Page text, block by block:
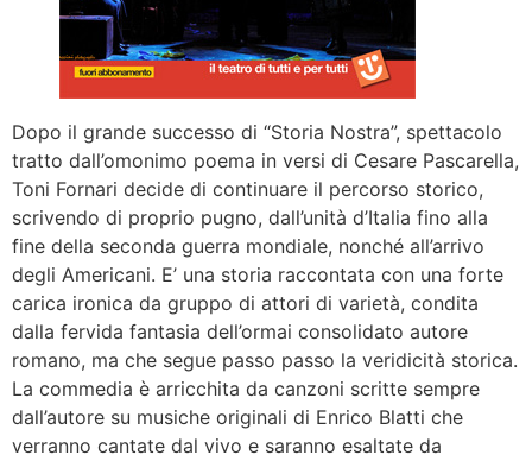
Dopo il grande successo di “Storia Nostra”, spettacolo
tratto dall’omonimo poema in versi di Cesare Pascarella,
Toni Fornari decide di continuare il percorso storico,
scrivendo di proprio pugno, dall’unità d’Italia fino alla
fine della seconda guerra mondiale, nonché all’arrivo
degli Americani. E’ una storia raccontata con una forte
carica ironica da gruppo di attori di varietà, condita
dalla fervida fantasia dell’ormai consolidato autore
romano, ma che segue passo passo la veridicità storica.
La commedia è arricchita da canzoni scritte sempre
dall’autore su musiche originali di Enrico Blatti che
verranno cantate dal vivo e saranno esaltate da